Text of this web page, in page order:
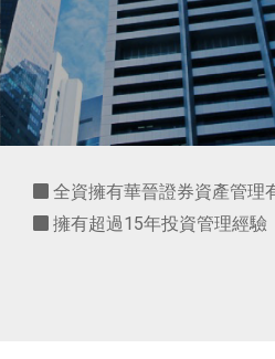
全資擁有華晉證券資產管理
擁有超過15年投資管理經驗